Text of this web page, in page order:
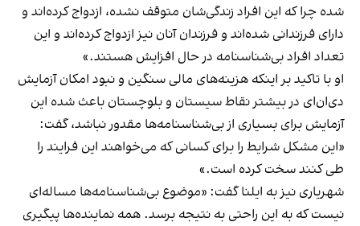
شده چرا که این افراد زندگی‌شان متوقف نشده،‌ ازدواج کرده‌اند و
دارای فرزندانی شده‌اند و فرزندان‌ آنان نیز ازدواج کرده‌اند و این
تعداد افراد بی‌شناسنامه در حال افزایش هستند.»
او با تاکید بر اینکه هزینه‌های مالی سنگین و نبود امکان آزمایش
دی‌ان‌ای در بیشتر نقاط سیستان و بلوچستان باعث شده این
آزمایش برای بسیاری از بی‌شناسنامه‌ها مقدور نباشد، گفت:
«این مشکل شرایط را برای کسانی که می‌خواهند این فرایند را
طی کنند سخت کرده است.»
شهریاری نیز به ایلنا گفت: «موضوع بی‌شناسنامه‌ها مساله‌ای
نیست که به این راحتی به نتیجه برسد. همه نماینده‌ها پیگیری